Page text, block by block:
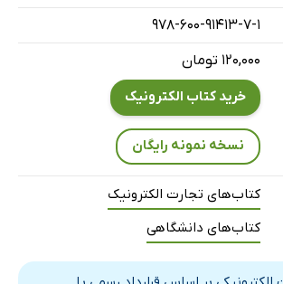
978-600-91413-7-1
۱۲۰,۰۰۰ تومان
خرید کتاب الکترونیک
نسخه نمونه رایگان
کتاب‌های تجارت الکترونیک
کتاب‌های دانشگاهی